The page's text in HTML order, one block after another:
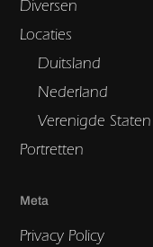
Diversen
Locaties
Duitsland
Nederland
Verenigde Staten
Portretten
Meta
Privacy Policy